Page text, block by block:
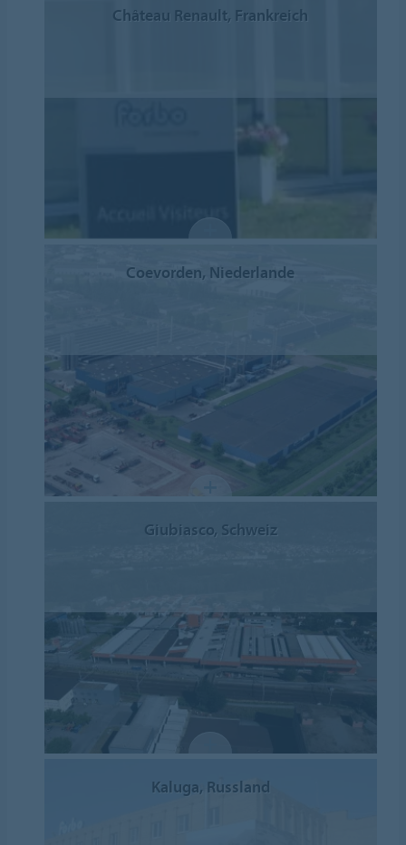
Château Renault, Frankreich
Coevorden, Niederlande
Giubiasco, Schweiz
Kaluga, Russland